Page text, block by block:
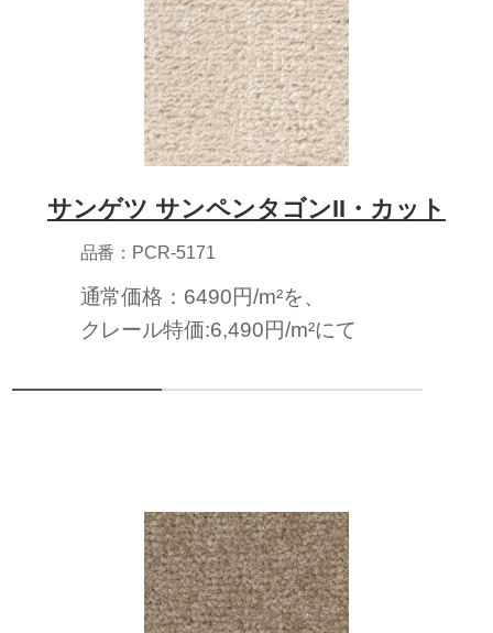
サンゲツ サンペンタゴンII・カット
品番：PCR-5171
通常価格：6490円/m²を、
クレール特価:6,490円/m²にて